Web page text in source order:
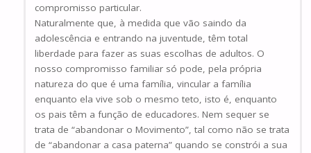
compromisso particular.
Naturalmente que, à medida que vão saindo da
adolescência e entrando na juventude, têm total
liberdade para fazer as suas escolhas de adultos. O
nosso compromisso familiar só pode, pela própria
natureza do que é uma família, vincular a família
enquanto ela vive sob o mesmo teto, isto é, enquanto
os pais têm a função de educadores. Nem sequer se
trata de “abandonar o Movimento”, tal como não se trata
de “abandonar a casa paterna” quando se constrói a sua